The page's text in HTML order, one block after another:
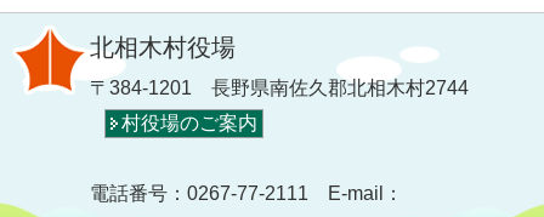
北相木村役場
〒384-1201 長野県南佐久郡北相木村2744
村役場のご案内
電話番号：0267-77-2111 E-mail：